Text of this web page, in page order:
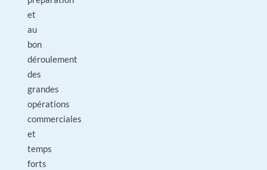
et
au
bon
déroulement
des
grandes
opérations
commerciales
et
temps
forts